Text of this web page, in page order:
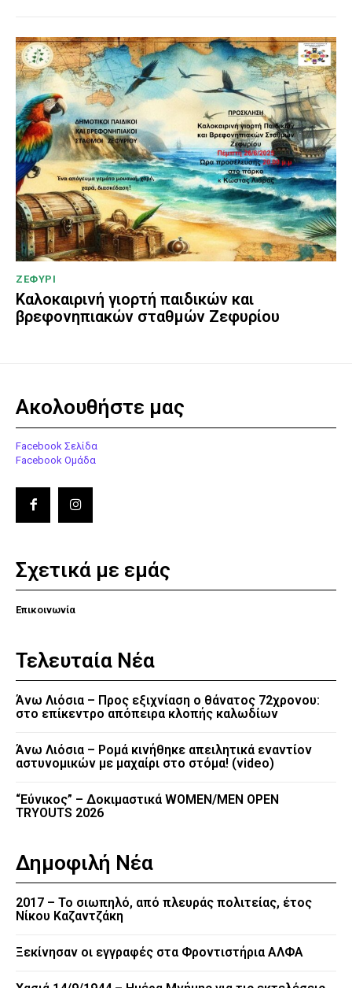
ΖΕΦΥΡΙ
Καλοκαιρινή γιορτή παιδικών και
βρεφονηπιακών σταθμών Ζεφυρίου
Ακολουθήστε μας
Facebook Σελίδα
Facebook Ομάδα
Σχετικά με εμάς
Επικοινωνία
Τελευταία Νέα
Άνω Λιόσια – Προς εξιχνίαση ο θάνατος 72χρονου:
στο επίκεντρο απόπειρα κλοπής καλωδίων
Άνω Λιόσια – Ρομά κινήθηκε απειλητικά εναντίον
αστυνομικών με μαχαίρι στο στόμα! (video)
“Εύνικος” – Δοκιμαστικά WOMEN/MEN OPEN
TRYOUTS 2026
Δημοφιλή Νέα
2017 – Το σιωπηλό, από πλευράς πολιτείας, έτος
Νίκου Καζαντζάκη
Ξεκίνησαν οι εγγραφές στα Φροντιστήρια ΑΛΦΑ